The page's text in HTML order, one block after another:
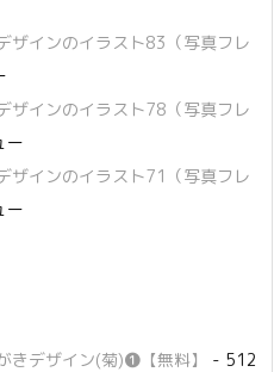
ザインのイラスト83（写真フレ
ザインのイラスト78（写真フレ
ー
ザインのイラスト71（写真フレ
ー
きデザイン(菊)❶【無料】
- 512